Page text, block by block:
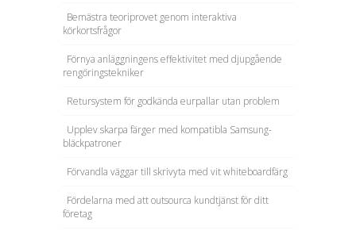
Bemästra teoriprovet genom interaktiva
körkortsfrågor
Förnya anläggningens effektivitet med djupgående
rengöringstekniker
Retursystem för godkända eurpallar utan problem
Upplev skarpa färger med kompatibla Samsung-
bläckpatroner
Förvandla väggar till skrivyta med vit whiteboardfärg
Fördelarna med att outsourca kundtjänst för ditt
företag